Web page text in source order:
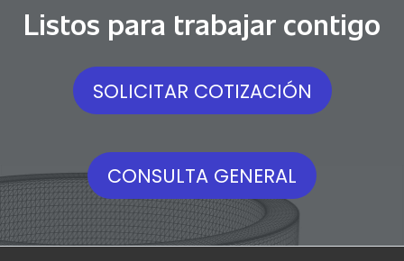
Listos para trabajar contigo
SOLICITAR COTIZACIÓN
CONSULTA GENERAL